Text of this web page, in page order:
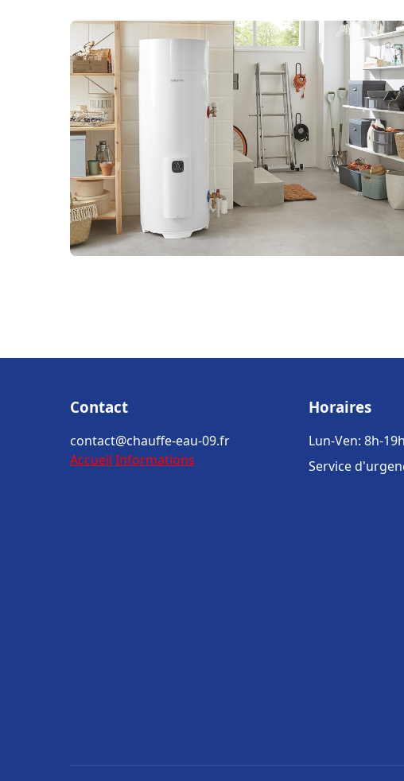
Contact
contact@chauffe-eau-09.fr
Accueil Informations
Horaires
Lun-Ven: 8h-19h
Service